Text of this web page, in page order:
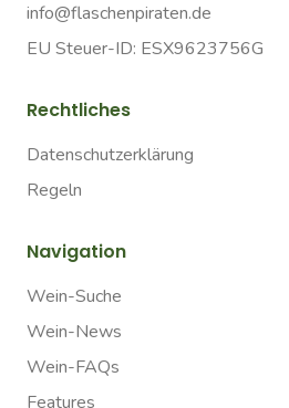
info@flaschenpiraten.de
EU Steuer-ID: ESX9623756G
Rechtliches
Datenschutzerklärung
Regeln
Navigation
Wein-Suche
Wein-News
Wein-FAQs
Features